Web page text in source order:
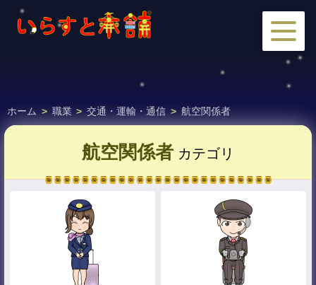
ホーム > 職業 > 交通・運輸・通信 > 航空関係者
航空関係者 カテゴリ